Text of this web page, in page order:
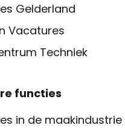
Gelderland
Vacatures
Techniek
functies
in de maakindustrie